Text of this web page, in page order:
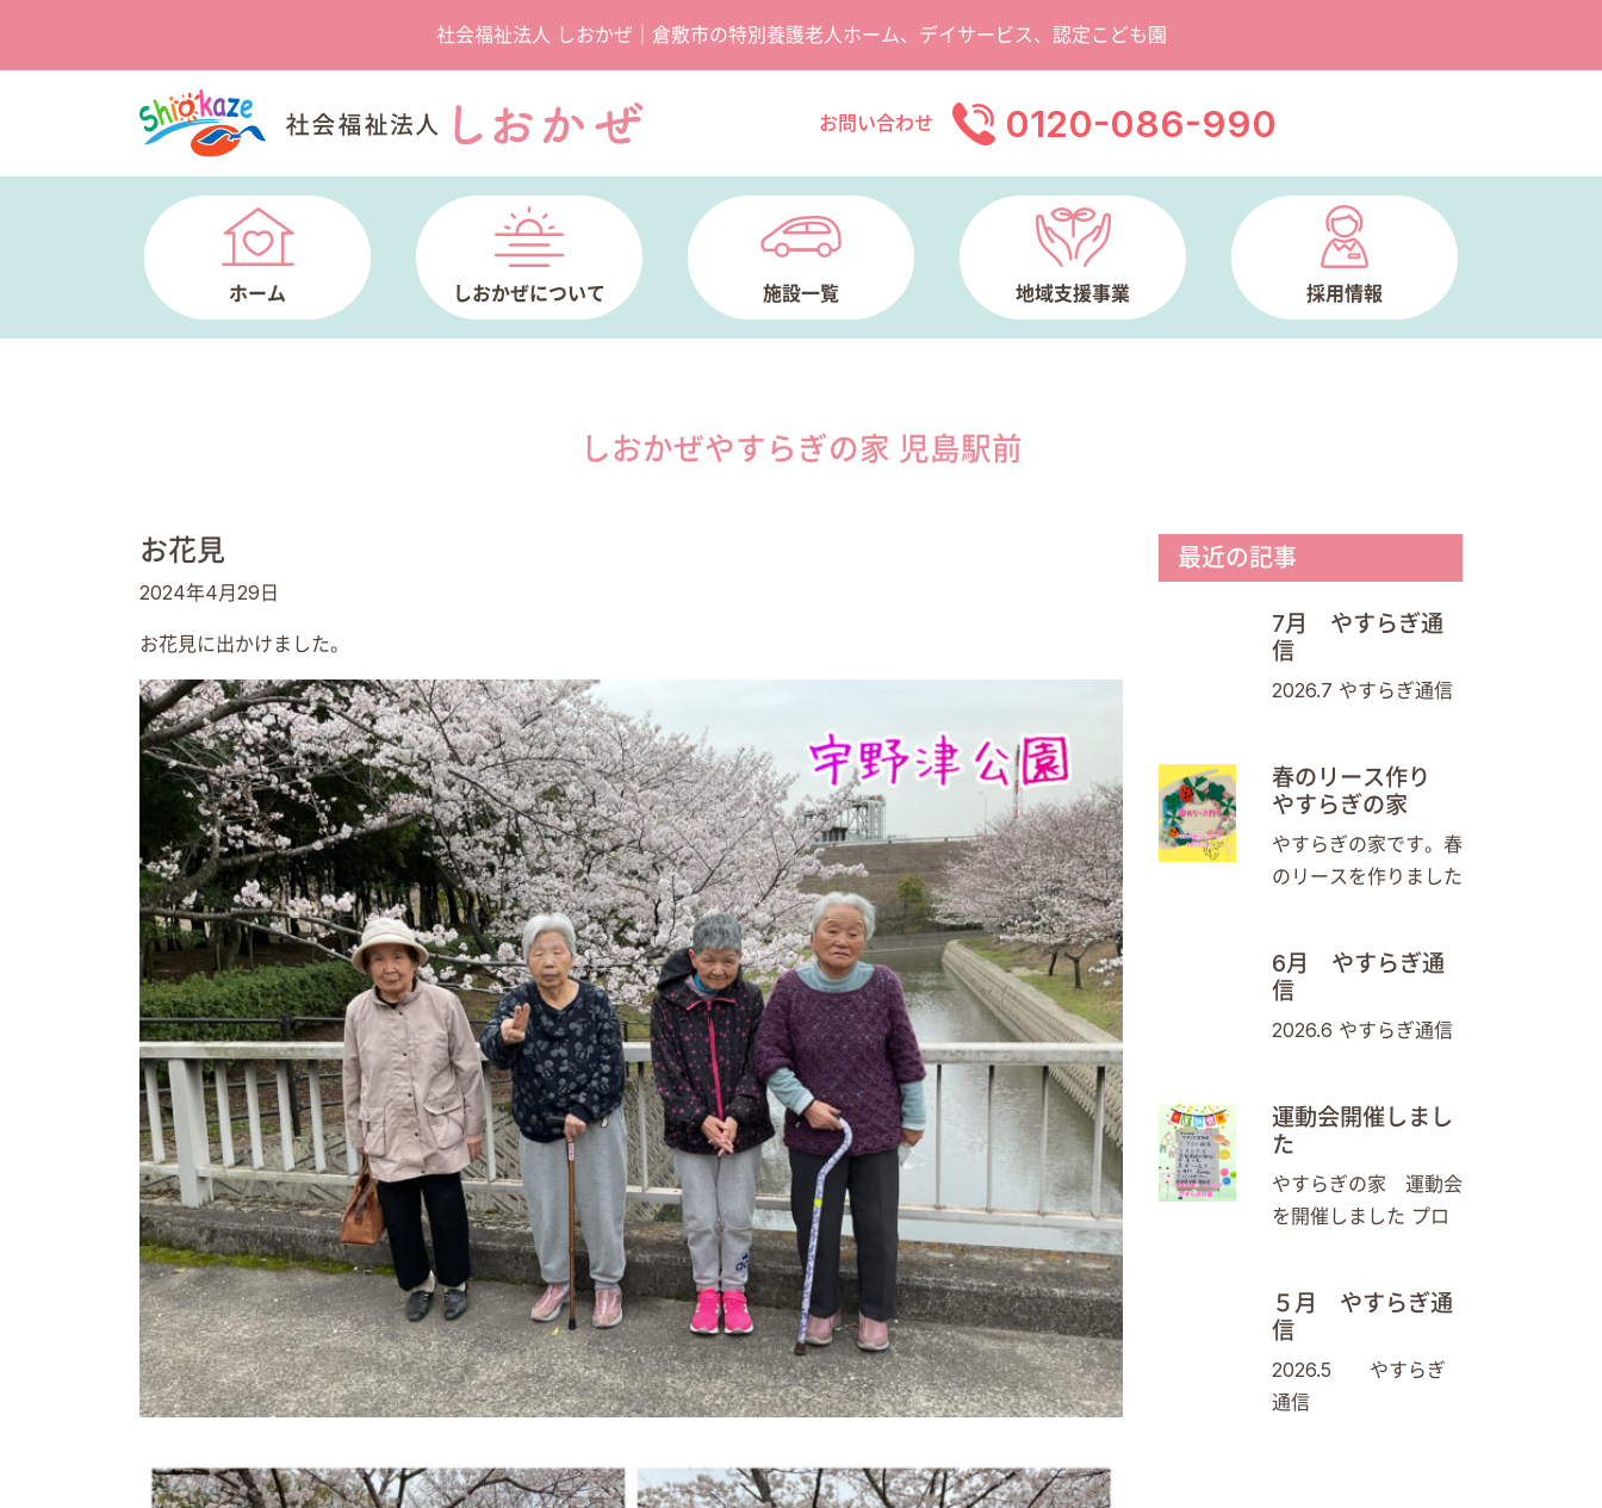
社会福祉法人 しおかぜ｜倉敷市の特別養護老人ホーム、デイサービス、認定こども園
お問い合わせ 0120-086-990
ホーム しおかぜについて 施設一覧 地域支援事業 採用情報
しおかぜやすらぎの家 児島駅前
お花見
2024年4月29日
お花見に出かけました。
最近の記事
7月 やすらぎ通
信
2026.7 やすらぎ通信
春のリース作り
やすらぎの家
やすらぎの家です。春
のリースを作りました
6月 やすらぎ通
信
2026.6 やすらぎ通信
運動会開催しまし
た
やすらぎの家 運動会
を開催しました プロ
５月 やすらぎ通
信
2026.5 やすらぎ
通信